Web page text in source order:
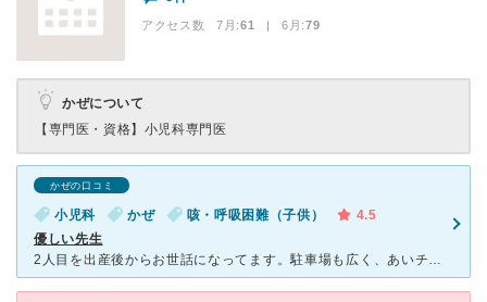
アクセス数 7月:61 | 6月:79
かぜについて
【専門医・資格】 小児科専門医
かぜの口コミ
小児科 かぜ 咳・呼吸困難（子供）
4.5
優しい先生
2人目を出産後からお世話になってます。駐車場も広く、あいチケットで予約ができるので順番も確認できてとても便利です。待合室も子どもたちが飽きないよう、おもちゃや絵本を用意してくれてます。症状別に座る場所